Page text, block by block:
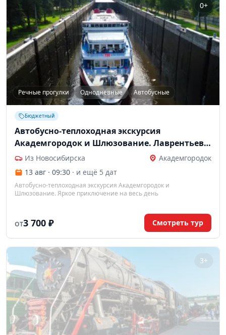
0+
Речные прогулки Однодневные Автобусные
Бюджетный
Автобусно-теплоходная экскурсия
Академгородок и Шлюзование. Лаврентьев
турИз Новосибирска
Академгородок
13 авг · 09:30 · и ещё 5 дат
Автобусно-теплоходная экскурсия Академгородок и
Шлюзование. Яркое приключение на весь день
ОТ3 700 ₽ Смотреть тур
3+